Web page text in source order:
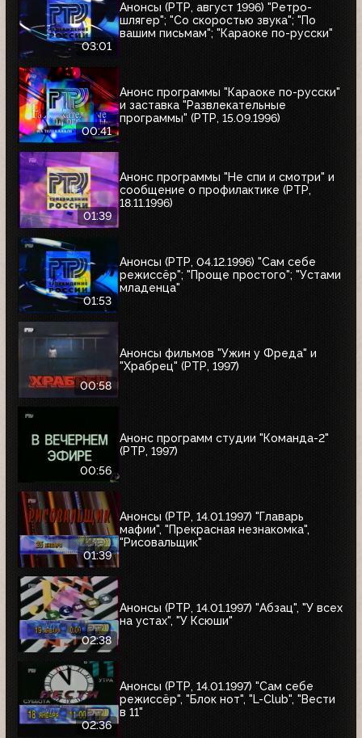
03:01
Анонсы (РТР, август 1996) "Ретро-
шлягер"; "Со скоростью звука"; "По
вашим письмам"; "Караоке по-русски"
00:41
Анонс программы "Караоке по-русски"
и заставка "Развлекательные
программы" (РТР, 15.09.1996)
01:39
Анонс программы "Не спи и смотри" и
сообщение о профилактике (РТР,
18.11.1996)
01:53
Анонсы (РТР, 04.12.1996) "Сам себе
режиссёр"; "Проще простого"; "Устами
младенца"
00:58
Анонсы фильмов "Ужин у Фреда" и
"Храбрец" (РТР, 1997)
00:56
Анонс программ студии "Команда-2"
(РТР, 1997)
01:39
Анонсы (РТР, 14.01.1997) "Главарь
мафии", "Прекрасная незнакомка",
"Рисовальщик"
02:38
Анонсы (РТР, 14.01.1997) "Абзац", "У всех
на устах", "У Ксюши"
02:36
Анонсы (РТР, 14.01.1997) "Сам себе
режиссёр", "Блок нот", "L-Club", "Вести
в 11"